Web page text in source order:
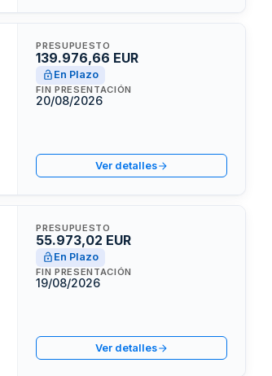
PRESUPUESTO
139.976,66 EUR
En Plazo
FIN PRESENTACIÓN
20/08/2026
Ver detalles
PRESUPUESTO
55.973,02 EUR
En Plazo
FIN PRESENTACIÓN
19/08/2026
Ver detalles